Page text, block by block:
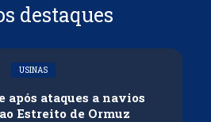
destaques
USINAS
após ataques a navios
Estreito de Ormuz